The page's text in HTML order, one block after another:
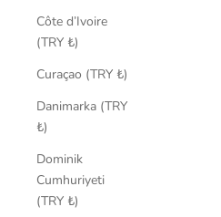
Côte d’Ivoire
(TRY ₺)
Curaçao (TRY ₺)
Danimarka (TRY
₺)
Dominik
Cumhuriyeti
(TRY ₺)